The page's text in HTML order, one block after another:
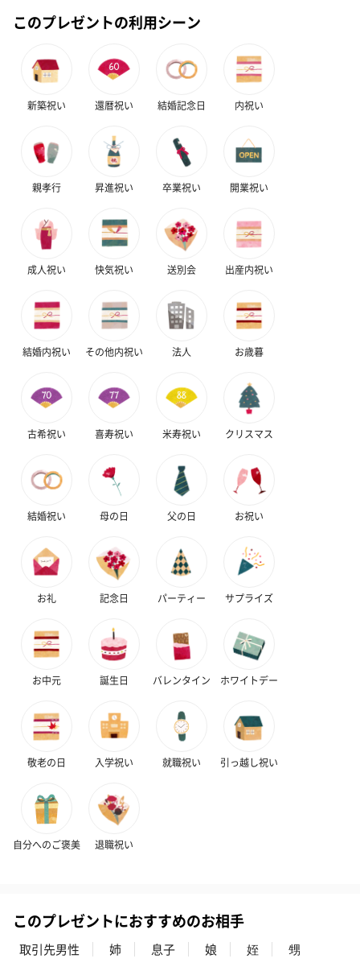
このプレゼントの利用シーン
新築祝い 還暦祝い 結婚記念日 内祝い
親孝行 昇進祝い 卒業祝い 開業祝い
成人祝い 快気祝い 送別会 出産内祝い
結婚内祝い その他内祝い 法人 お歳暮
古希祝い 喜寿祝い 米寿祝い クリスマス
結婚祝い 母の日 父の日 お祝い
お礼 記念日 パーティー サプライズ
お中元 誕生日 バレンタイン ホワイトデー
敬老の日 入学祝い 就職祝い 引っ越し祝い
自分へのご褒美 退職祝い
このプレゼントにおすすめのお相手
取引先男性 姉 息子 娘 姪 甥